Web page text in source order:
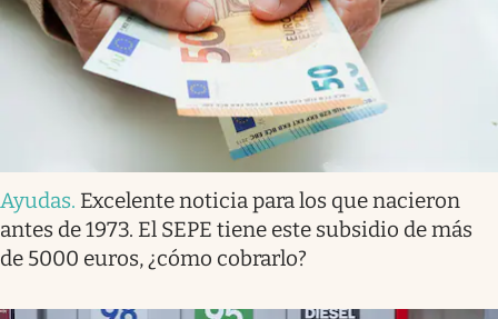
Ayudas. Excelente noticia para los que nacieron
antes de 1973. El SEPE tiene este subsidio de más
de 5000 euros, ¿cómo cobrarlo?